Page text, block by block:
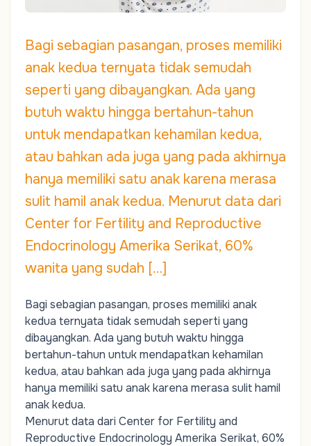
Bagi sebagian pasangan, proses memiliki
anak kedua ternyata tidak semudah
seperti yang dibayangkan. Ada yang
butuh waktu hingga bertahun-tahun
untuk mendapatkan kehamilan kedua,
atau bahkan ada juga yang pada akhirnya
hanya memiliki satu anak karena merasa
sulit hamil anak kedua. Menurut data dari
Center for Fertility and Reproductive
Endocrinology Amerika Serikat, 60%
wanita yang sudah […]
Bagi sebagian pasangan, proses memiliki anak
kedua ternyata tidak semudah seperti yang
dibayangkan. Ada yang butuh waktu hingga
bertahun-tahun untuk mendapatkan kehamilan
kedua, atau bahkan ada juga yang pada akhirnya
hanya memiliki satu anak karena merasa sulit hamil
anak kedua.
Menurut data dari Center for Fertility and
Reproductive Endocrinology Amerika Serikat, 60%